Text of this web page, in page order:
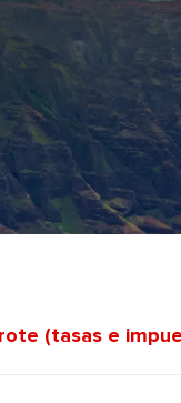
(tasas e